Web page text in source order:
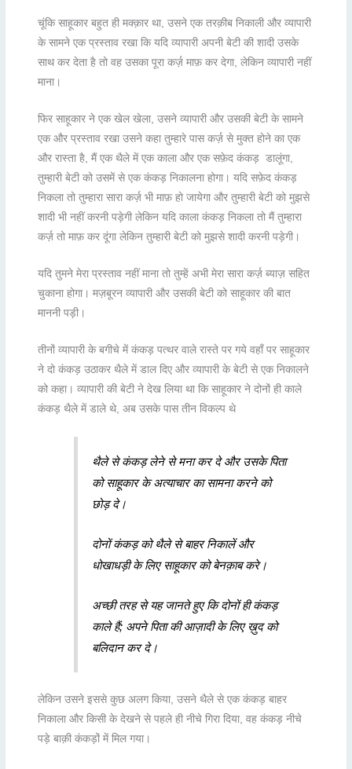
चूंकि साहूकार बहुत ही मक्क़ार था, उसने एक तरक़ीब निकाली और व्यापारी
के सामने एक प्रस्ताव रखा कि यदि व्यापारी अपनी बेटी की शादी उसके
साथ कर देता है तो वह उसका पूरा कर्ज़ माफ़ कर देगा, लेकिन व्यापारी नहीं
माना।
फिर साहूकार ने एक खेल खेला, उसने व्यापारी और उसकी बेटी के सामने
एक और प्रस्ताव रखा उसने कहा तुम्हारे पास कर्ज़ से मुक्त होने का एक
और रास्ता है, मैं एक थैले में एक काला और एक सफ़ेद कंकड़ डालूंगा,
तुम्हारी बेटी को उसमें से एक कंकड़ निकालना होगा। यदि सफ़ेद कंकड़
निकला तो तुम्हारा सारा कर्ज़ भी माफ़ हो जायेगा और तुम्हारी बेटी को मुझसे
शादी भी नहीं करनी पड़ेगी लेकिन यदि काला कंकड़ निकला तो मैं तुम्हारा
कर्ज़ तो माफ़ कर दूंगा लेकिन तुम्हारी बेटी को मुझसे शादी करनी पड़ेगी।
यदि तुमने मेरा प्रस्ताव नहीं माना तो तुम्हें अभी मेरा सारा कर्ज़ ब्याज़ सहित
चुकाना होगा। मज़बूरन व्यापारी और उसकी बेटी को साहूकार की बात
माननी पड़ी।
तीनों व्यापारी के बगीचे में कंकड़ पत्थर वाले रास्ते पर गये वहाँ पर साहूकार
ने दो कंकड़ उठाकर थैले में डाल दिए और व्यापारी के बेटी से एक निकालने
को कहा। व्यापारी की बेटी ने देख लिया था कि साहूकार ने दोनों ही काले
कंकड़ थैले में डाले थे, अब उसके पास तीन विकल्प थे
थैले से कंकड़ लेने से मना कर दे और उसके पिता
को साहूकार के अत्याचार का सामना करने को
छोड़ दे।
दोनों कंकड़ को थैले से बाहर निकालें और
धोखाधड़ी के लिए साहूकार को बेनक़ाब करे।
अच्छी तरह से यह जानते हुए कि दोनों ही कंकड़
काले हैं; अपने पिता की आज़ादी के लिए ख़ुद को
बलिदान कर दे।
लेकिन उसने इससे कुछ अलग किया, उसने थैले से एक कंकड़ बाहर
निकाला और किसी के देखने से पहले ही नीचे गिरा दिया, वह कंकड़ नीचे
पड़े बाक़ी कंकड़ों में मिल गया।